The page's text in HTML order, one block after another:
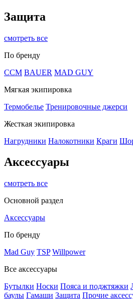
Защита
смотреть все
По бренду
CCM BAUER MAD GUY
Мягкая экипировка
Термобелье Тренировочные джерси
Жесткая экипировка
Нагрудники Налокотники Краги
Аксессуары
смотреть все
Основной раздел
Аксессуары
По бренду
Mad Guy TSP Willpower
Все аксессуары
Бутылки Носки Пояса и поджтяжки
баулы Гамаши Защита Прочие